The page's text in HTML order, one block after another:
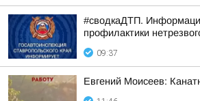
#сводкаДТП.
профилактики
09:37
Евгений Моисеев: